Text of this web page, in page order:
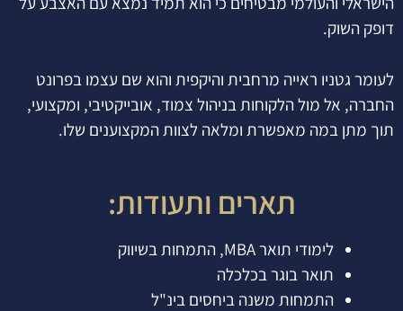
דופק השוק.
לעומר גטניו ראייה מרחבית והיקפית והוא שם עצמו בפרונט
החברה, אל מול הלקוחות בניהול צמוד, אובייקטיבי, ומקצועי,
תוך מתן במה מאפשרת ומלאה לצוות המקצוענים שלו.
תארים ותעודות:
לימודי תואר MBA, התמחות בשיווק
תואר בוגר בכלכלה
התמחות משנה ביחסים בינ"ל